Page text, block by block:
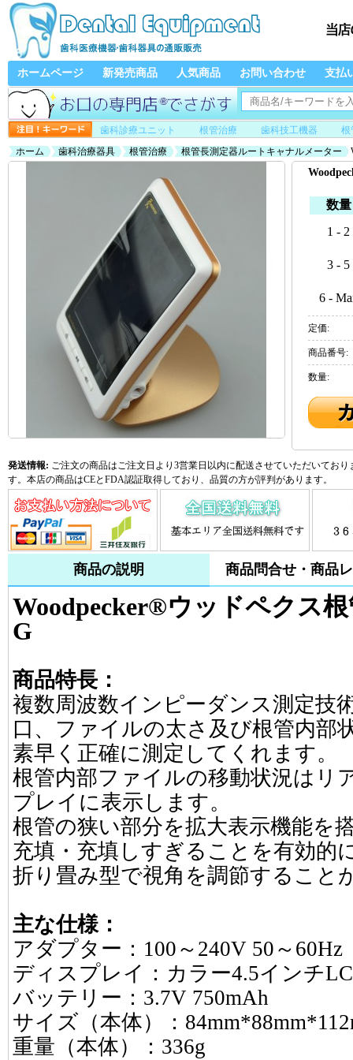
ホームページ 新発売商品 人気商品 お問い合わせ 支払
歯科診療ユニット 根管治療 歯科技工機器
根
ホーム
歯科治療器具 根管治療 根管長測定器ルートキャナルメーター
数量
1 - 2
3 - 5
6 -
定価:
商品番号:
数量:
発送情報: ご注文の商品はご注文日より3営業日以内に配送させていただいてお
す。本店の商品はCEとFDA認証取得しており、品質の方が評判があります。
商品の説明 商品問合せ・商品
Woodpecker®ウッドペクス
G
商品特長：
複数周波数インピーダンス測定技
口、ファイルの太さ及び根管内部
素早く正確に測定してくれます。
根管内部ファイルの移動状況はリ
プレイに表示します。
根管の狭い部分を拡大表示機能を
充填・充填しすぎることを有効的
折り畳み型で視角を調節すること
主な仕様：
アダプター：100～240V 50～60Hz
ディスプレイ：カラー4.5インチ
バッテリー：3.7V 750mAh
サイズ（本体）：
重量（本体）：336g